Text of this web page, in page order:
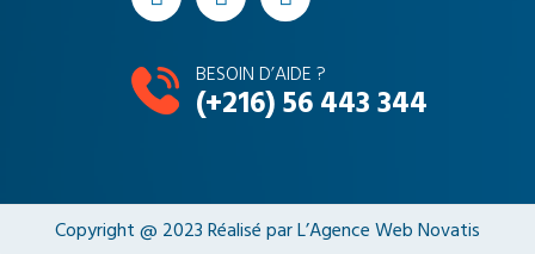
BESOIN D’AIDE ?
(+216) 56 443 344
Copyright @ 2023 Réalisé par L’Agence Web Novatis